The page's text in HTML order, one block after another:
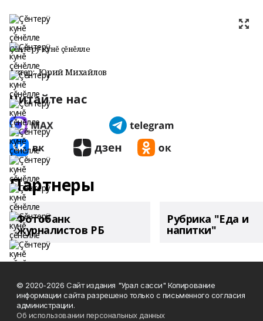
Çĕнтерÿ кунĕ çĕнĕлле
Автор: Юрий Михайлов
Читайте нас
Партнеры
Фотобанк
журналистов РБ
Рубрика "Еда и
напитки"
© 2020-2026 Сайт издания "Урал сасси" Копирование
информации сайта разрешено только с письменного согласия
администрации.
Об использовании персональных данных